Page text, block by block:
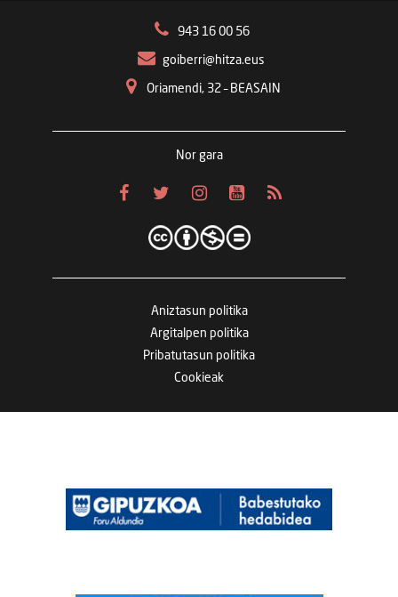
943 16 00 56
goiberri@hitza.eus
Oriamendi, 32 – BEASAIN
Nor gara
Aniztasun politika
Argitalpen politika
Pribatutasun politika
Cookieak